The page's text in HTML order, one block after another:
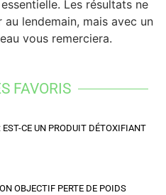
Les résultats ne
lendemain, mais avec un
vous remerciera.
FAVORIS
EST-CE UN PRODUIT DÉTOXIFIANT
OBJECTIF PERTE DE POIDS